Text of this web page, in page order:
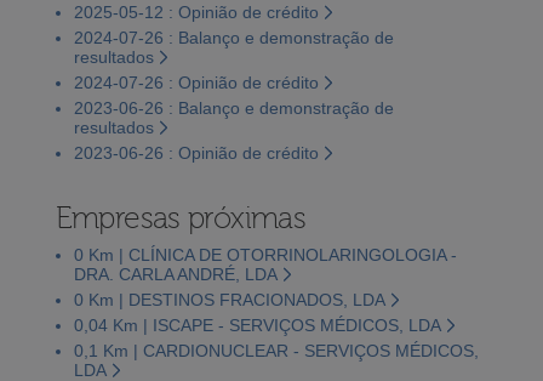
2025-05-12 : Opinião de crédito
2024-07-26 : Balanço e demonstração de
resultados
2024-07-26 : Opinião de crédito
2023-06-26 : Balanço e demonstração de
resultados
2023-06-26 : Opinião de crédito
Empresas próximas
0 Km | CLÍNICA DE OTORRINOLARINGOLOGIA -
DRA. CARLA ANDRÉ, LDA
0 Km | DESTINOS FRACIONADOS, LDA
0,04 Km | ISCAPE - SERVIÇOS MÉDICOS, LDA
0,1 Km | CARDIONUCLEAR - SERVIÇOS MÉDICOS,
LDA